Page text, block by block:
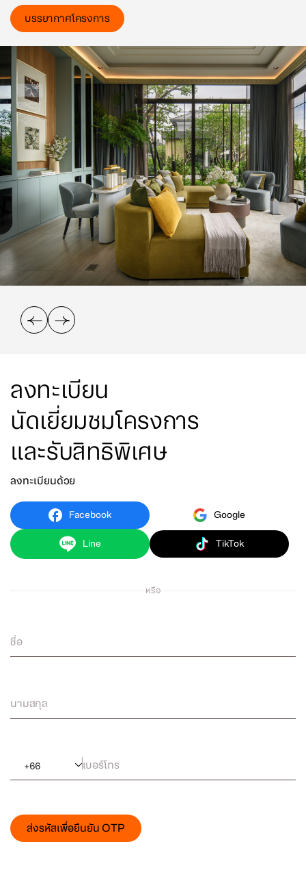
บรรยากาศโครงการ
ลงทะเบียน
นัดเยี่ยมชมโครงการ
และรับสิทธิพิเศษ
ลงทะเบียนด้วย
Facebook Google
Line TikTok
หรือ
ชื่อ
นามสกุล
+66 เบอร์โทร
ส่งรหัสเพื่อยืนยัน OTP